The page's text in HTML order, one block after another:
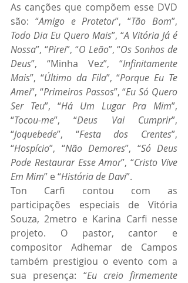
As canções que compõem esse DVD
são: “Amigo e Protetor”, “Tão Bom
Todo Dia Eu Quero Mais”, “A Vitória Já é
Nossa”, “Pirei”, “O Leão”, “Os Sonhos de
Deus”, “Minha Vez”, “Infinitamente
Mais”, “Último da Fila”, “Porque Eu Te
Amei”, “Primeiros Passos”, “Eu Só Quero
Ser Teu”, “Há Um Lugar Pra Mim”,
“Tocou-me”, “Deus Vai Cumprir”,
“Joquebede”, “Festa dos Crentes”,
“Hospício”, “Não Demores”, “Só Deus
Pode Restaurar Esse Amor”, “Cristo Vive
Em Mim” e “História de Davi”.
Ton Carfi contou com as
participações especiais de Vitória
Souza, 2metro e Karina Carfi nesse
projeto. O pastor, cantor e
compositor Adhemar de Campos
também prestigiou o evento com a
sua presença: “Eu creio firmemente